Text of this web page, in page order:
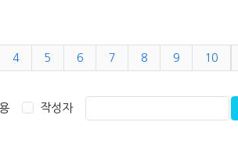
4 5 6 7 8 9 10
작성자